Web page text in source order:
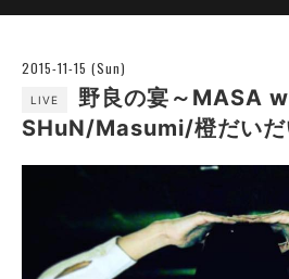
2015-11-15 (Sun)
LIVE
野良の宴～MASA
SHuN/Masumi/橙だいだ